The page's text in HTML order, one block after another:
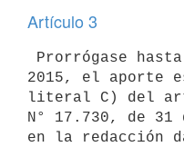
Artículo 3
2015, el aporte
literal C) del
N° 17.730, de 31
en la redacción